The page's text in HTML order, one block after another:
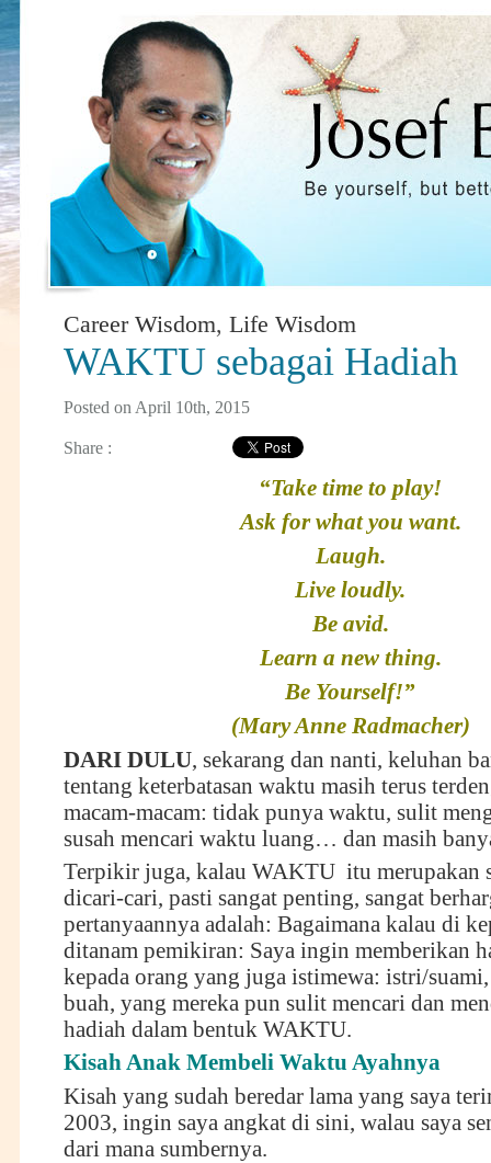
Career Wisdom, Life Wisdom
WAKTU sebagai Hadiah
Posted on April 10th, 2015
Share :
“Take time to play!
Ask for what you want.
Laugh.
Live loudly.
Be avid.
Learn a new thing.
Be Yourself!”
(Mary Anne Radmacher)
DARI DULU, sekarang dan nanti, keluhan
tentang keterbatasan waktu masih terus
macam-macam: tidak punya waktu, sulit
susah mencari waktu luang… dan masih
Terpikir juga, kalau WAKTU itu merupakan
dicari-cari, pasti sangat penting, sangat
pertanyaannya adalah: Bagaimana kalau di
ditanam pemikiran: Saya ingin memberikan
kepada orang yang juga istimewa: istri/suami,
buah, yang mereka pun sulit mencari dan
hadiah dalam bentuk WAKTU.
Kisah Anak Membeli Waktu Ayahnya
Kisah yang sudah beredar lama yang saya
2003, ingin saya angkat di sini, walau saya
dari mana sumbernya.